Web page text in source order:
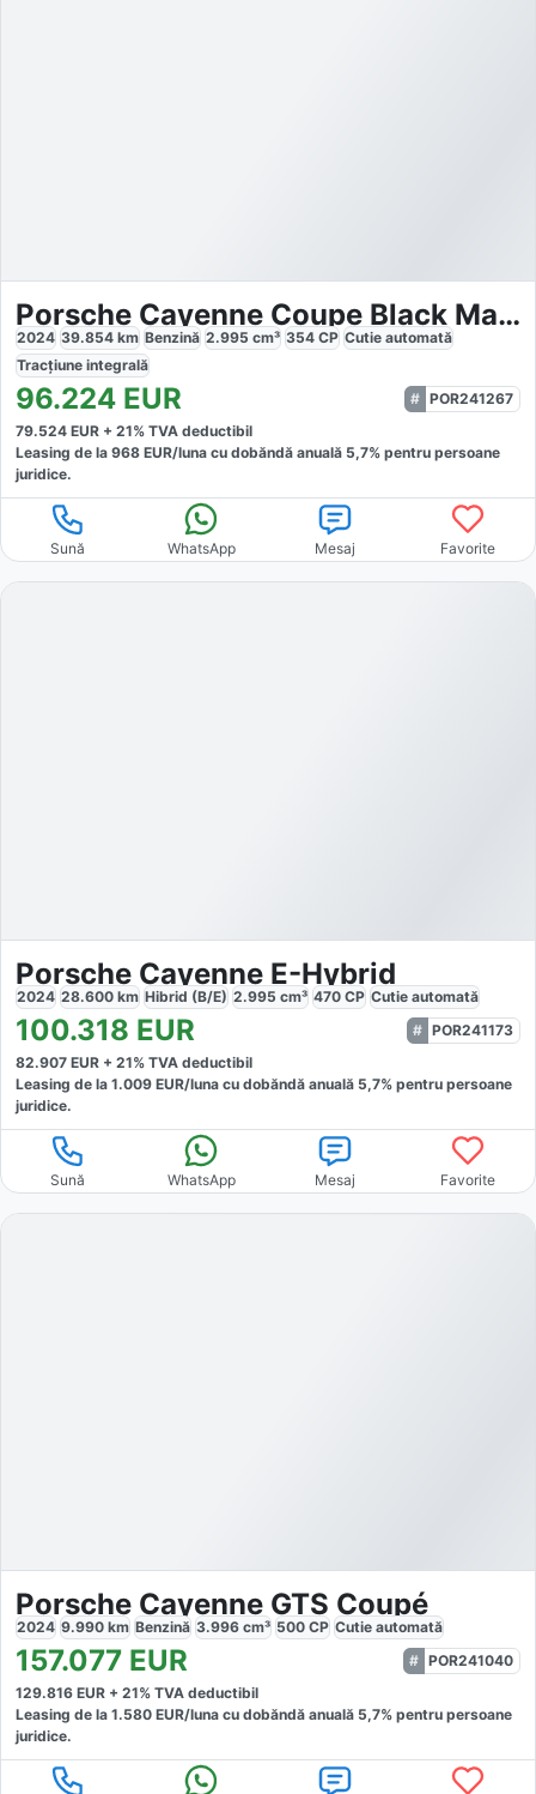
Porsche Cayenne Coupe Black Matrix
2024 39.854 km Benzină 2.995 cm³ 354 CP Cutie automată
Tracțiune integrală
96.224 EUR
POR241267
79.524 EUR + 21% TVA deductibil
Leasing de la 968 EUR/luna cu dobăndă anuală 5,7% pentru persoane
juridice.
Sună WhatsApp Mesaj Favorite
Porsche Cayenne E-Hybrid
2024 28.600 km Hibrid (B/E) 2.995 cm³ 470 CP Cutie automată
100.318 EUR
POR241173
82.907 EUR + 21% TVA deductibil
Leasing de la 1.009 EUR/luna cu dobăndă anuală 5,7% pentru persoane
juridice.
Sună WhatsApp Mesaj Favorite
Porsche Cayenne GTS Coupé
2024 9.990 km Benzină 3.996 cm³ 500 CP Cutie automată
157.077 EUR
POR241040
129.816 EUR + 21% TVA deductibil
Leasing de la 1.580 EUR/luna cu dobăndă anuală 5,7% pentru persoane
juridice.